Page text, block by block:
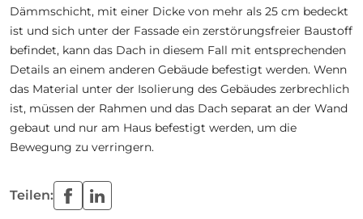
Dämmschicht, mit einer Dicke von mehr als 25 cm bedeckt
ist und sich unter der Fassade ein zerstörungsfreier Baustoff
befindet, kann das Dach in diesem Fall mit entsprechenden
Details an einem anderen Gebäude befestigt werden. Wenn
das Material unter der Isolierung des Gebäudes zerbrechlich
ist, müssen der Rahmen und das Dach separat an der Wand
gebaut und nur am Haus befestigt werden, um die
Bewegung zu verringern.
Teilen: